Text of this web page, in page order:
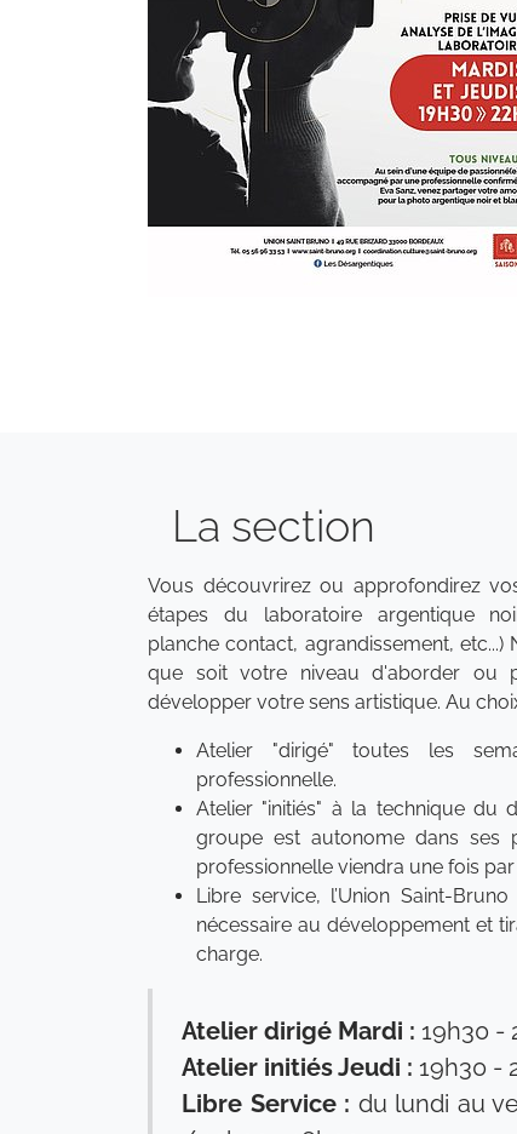
La section
Vous découvrirez ou approfondirez
étapes du laboratoire argentique
planche contact, agrandissement,
que soit votre niveau d'aborder ou
développer votre sens artistique. Au
Atelier "dirigé" toutes les
professionnelle.
Atelier "initiés" à la technique du
groupe est autonome dans ses
professionnelle viendra une fois par
Libre service, l’Union Saint-
nécessaire au développement et
charge.
Atelier dirigé Mardi : 19h30 -
Atelier initiés Jeudi : 19h30 -
Libre Service : du lundi au